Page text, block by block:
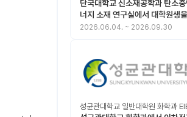
단국대학교 신소재공학과 탄소중
너지 소재 연구실에서 대학원생
합니다.
2026.06.04. ~ 2026.09.30